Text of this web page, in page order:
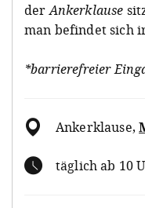
derAnkerklause
man befindet sich
*barrierefreier
Ankerklause,
täglich ab 10